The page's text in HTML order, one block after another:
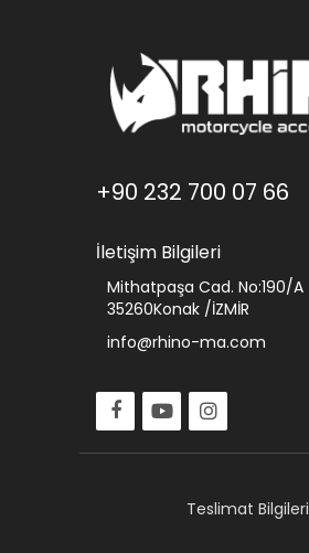
+90 232 700 07 66
İletişim Bilgileri
Mithatpaşa Cad. No:190/A
35260Konak /İZMİR
info@rhino-ma.com
Teslimat Bilgileri